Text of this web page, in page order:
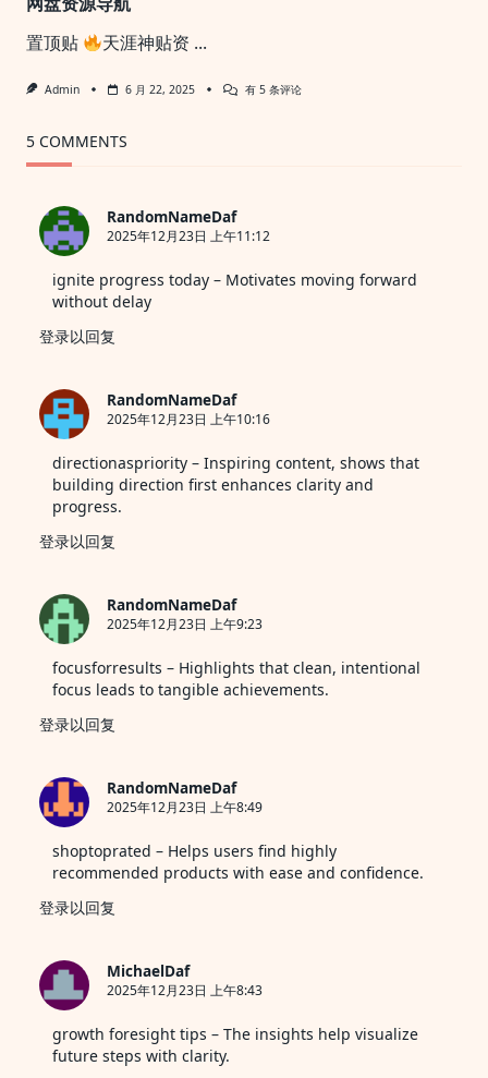
置顶贴
天涯神贴资 ...
Admin 6 月 22, 2025
网
有 5 条评论
5 COMMENTS
RandomNameDaf
2025年12月23日 上午11:12
ignite progress today – Motivates moving forward
without delay
登录以回复
RandomNameDaf
2025年12月23日 上午10:16
directionaspriority – Inspiring content, shows that
building direction first enhances clarity and
progress.
登录以回复
RandomNameDaf
2025年12月23日 上午9:23
focusforresults – Highlights that clean, intentional
focus leads to tangible achievements.
登录以回复
RandomNameDaf
2025年12月23日 上午8:49
shoptoprated – Helps users find highly
recommended products with ease and confidence.
登录以回复
MichaelDaf
2025年12月23日 上午8:43
growth foresight tips – The insights help visualize
future steps with clarity.